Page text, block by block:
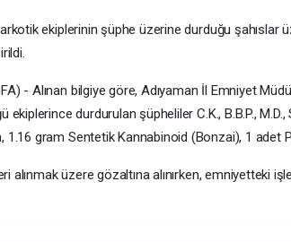
ekiplerinin şüphe üzerine durduğu
- Alınan bilgiye göre, Adıyaman İl Emniyet
ekiplerince durdurulan şüpheliler C.K., B.B.P.,
1.16 gram Sentetik Kannabinoid (Bonzai), 1 adet
alınmak üzere gözaltına alınırken, emniyetteki